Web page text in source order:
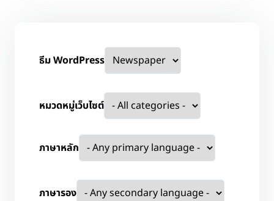
ธีม WordPress
หมวดหมู่เว็บไซต์
ภาษาหลัก
ภาษารอง